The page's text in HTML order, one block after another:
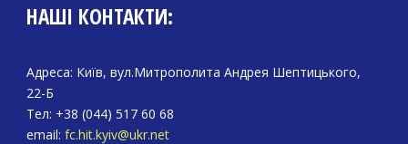
НАШІ КОНТАКТИ:
Адреса: Київ, вул.Митрополита Андрея Шептицького,
22-Б
Тел: +38 (044) 517 60 68
email: fc.hit.kyiv@ukr.net